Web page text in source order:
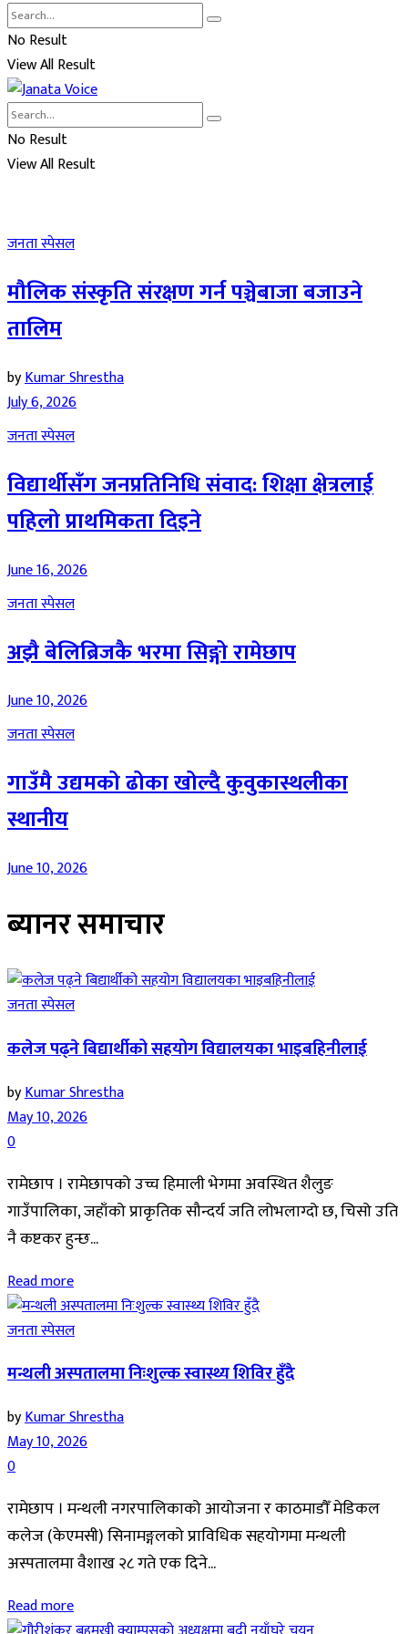
No Result
View All Result
No Result
View All Result
जनता स्पेसल
मौलिक संस्कृति संरक्षण गर्न पञ्चेबाजा बजाउने
तालिम
byKumar Shrestha
July 6, 2026
जनता स्पेसल
विद्यार्थीसँग जनप्रतिनिधि संवाद: शिक्षा क्षेत्रलाई
पहिलो प्राथमिकता दिइने
June 16, 2026
जनता स्पेसल
अझै बेलिब्रिजकै भरमा सिङ्गो रामेछाप
June 10, 2026
जनता स्पेसल
गाउँमै उद्यमको ढोका खोल्दै कुवुकास्थलीका
स्थानीय
June 10, 2026
ब्यानर समाचार
जनता स्पेसल
कलेज पढ्ने बिद्यार्थीको सहयोग विद्यालयका भाइबहिनीलाई
byKumar Shrestha
May 10, 2026
0
रामेछाप । रामेछापको उच्च हिमाली भेगमा अवस्थित शैलुङ
गाउँपालिका, जहाँको प्राकृतिक सौन्दर्य जति लोभलाग्दो छ, चिसो उति
नै कष्टकर हुन्छ...
Read more
जनता स्पेसल
मन्थली अस्पतालमा निःशुल्क स्वास्थ्य शिविर हुँदै
byKumar Shrestha
May 10, 2026
0
रामेछाप । मन्थली नगरपालिकाको आयोजना र काठमाडौँ मेडिकल
कलेज (केएमसी) सिनामङ्गलको प्राविधिक सहयोगमा मन्थली
अस्पतालमा वैशाख २८ गते एक दिने...
Read more